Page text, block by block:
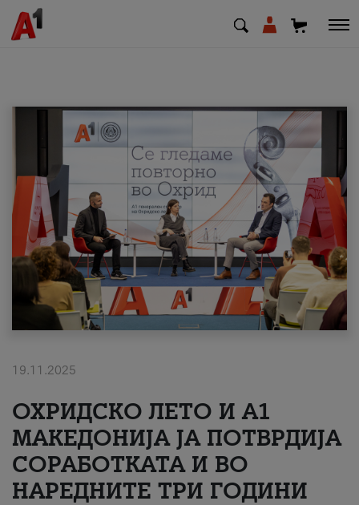
МК SQ
Приватни Деловни
Поддршка
Надополни кредит
#ПодобарОнлајн
19.11.2025
ОХРИДСКО ЛЕТО И A1
МАКЕДОНИЈА ЈА ПОТВРДИЈА
СОРАБОТКАТА И ВО
НАРЕДНИТЕ ТРИ ГОДИНИ